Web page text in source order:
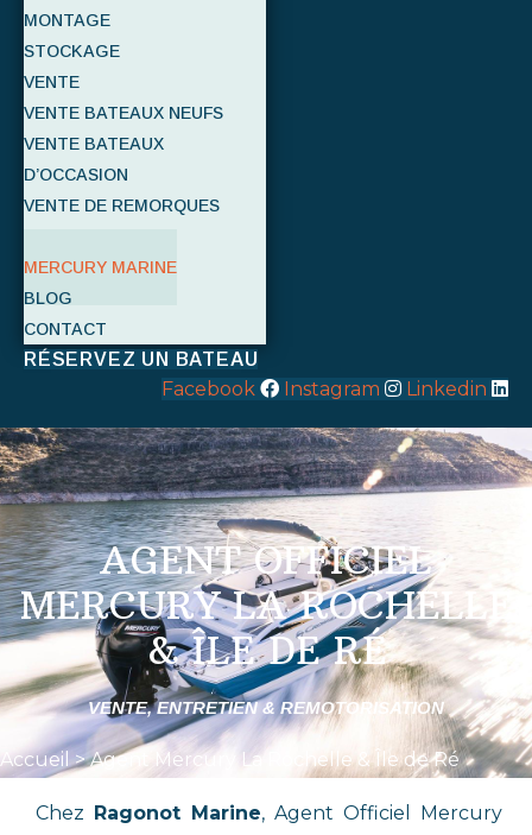
MONTAGE
STOCKAGE
VENTE
VENTE BATEAUX NEUFS
VENTE BATEAUX
D’OCCASION
VENTE DE REMORQUES
MERCURY MARINE
BLOG
CONTACT
RÉSERVEZ UN BATEAU
Facebook Instagram Linkedin
AGENT OFFICIEL
MERCURY LA ROCHELLE
& ÎLE DE RÉ
VENTE, ENTRETIEN & REMOTORISATION
Accueil >Agent Mercury La Rochelle & Île de Ré
Chez Ragonot Marine, Agent Officiel Mercury